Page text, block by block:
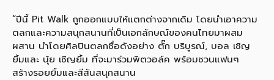
“ปีนี้ Pit Walk ถูกออกแบบให้แตกต่างจากเดิม โดยนำเอาความ
ตลกและความสนุกสนานที่เป็นเอกลักษณ์ของคนไทยมาผสม
ผสาน นำโดยศิลปินตลกชื่อดังอย่าง ตั๊ก บริบูรณ์, บอล เชิญ
ยิ้มและ นุ้ย เชิญยิ้ม ที่จะมาร่วมพิตวอล์ค พร้อมชวนแฟนๆ
สร้างรอยยิ้มและสีสันสนุกสนาน